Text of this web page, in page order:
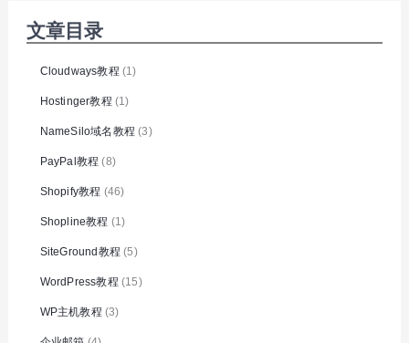
文章目录
Cloudways教程 (1)
Hostinger教程 (1)
NameSilo域名教程 (3)
PayPal教程 (8)
Shopify教程 (46)
Shopline教程 (1)
SiteGround教程 (5)
WordPress教程 (15)
WP主机教程 (3)